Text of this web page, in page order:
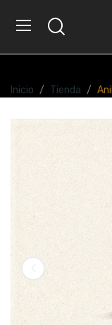
Inicio Tienda